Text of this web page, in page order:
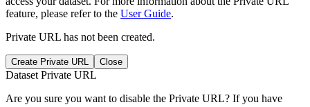
feature, please refer to the User Guide.
Private URL has not been created.
Create Private URL Close
Dataset Private URL
Are you sure you want to disable the Private URL? If you have